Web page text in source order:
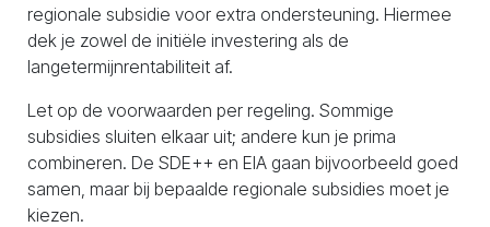
regionale subsidie voor extra ondersteuning. Hiermee
dek je zowel de initiële investering als de
langetermijnrentabiliteit af.
Let op de voorwaarden per regeling. Sommige
subsidies sluiten elkaar uit; andere kun je prima
combineren. De SDE++ en EIA gaan bijvoorbeeld goed
samen, maar bij bepaalde regionale subsidies moet je
kiezen.